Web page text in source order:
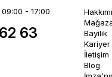
- 17:00
63
Bayilik
Kariyer
İletişim
Blog